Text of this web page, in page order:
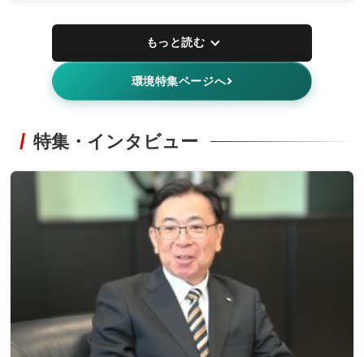
もっと読む
環境特集ページへ
特集・インタビュー